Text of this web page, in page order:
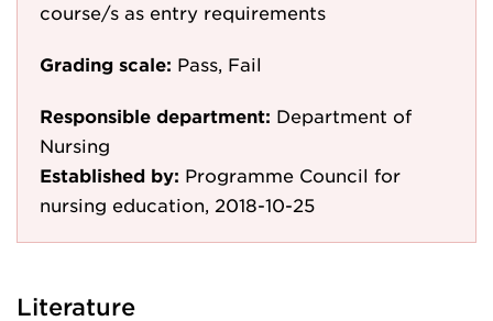
course/s as entry requirements
Grading scale: Pass, Fail
Responsible department: Department of
Nursing
Established by: Programme Council for
nursing education, 2018-10-25
Literature